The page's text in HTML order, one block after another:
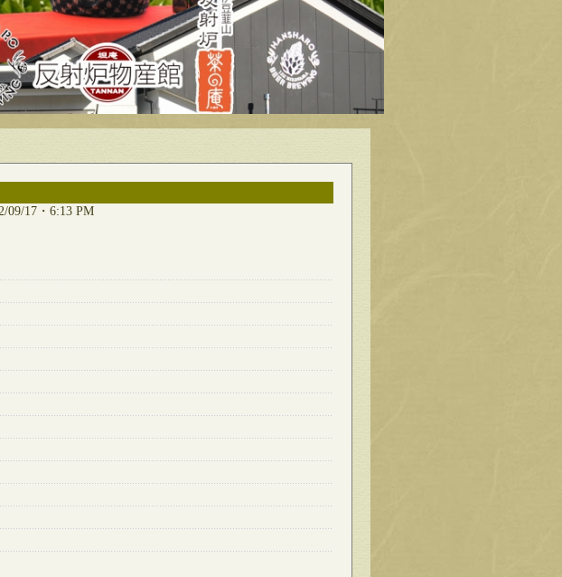
09/17・6:13 PM